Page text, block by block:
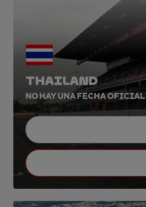
THAILAND
NO HAY UNA FECHA OFICIAL